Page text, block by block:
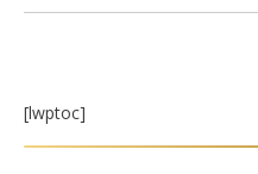
[lwptoc]